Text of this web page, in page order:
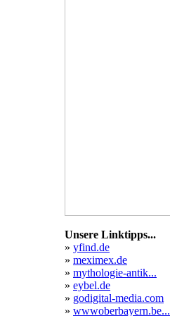
Unsere Linktipps...
» yfind.de
» meximex.de
» mythologie-antik...
» eybel.de
» godigital-media.com
» wwwoberbayern.be...